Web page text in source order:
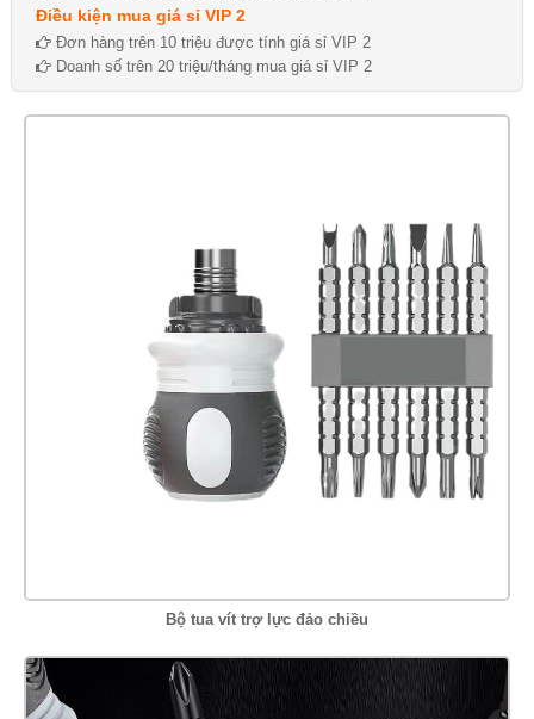
Điều kiện mua giá sỉ VIP 2
Đơn hàng trên 10 triệu được tính giá sỉ VIP 2
Doanh số trên 20 triệu/tháng mua giá sỉ VIP 2
Bộ tua vít trợ lực đảo chiều